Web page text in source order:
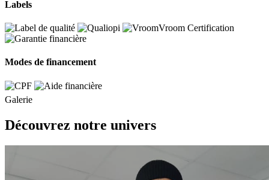
Labels
Modes de financement
Galerie
Découvrez notre univers